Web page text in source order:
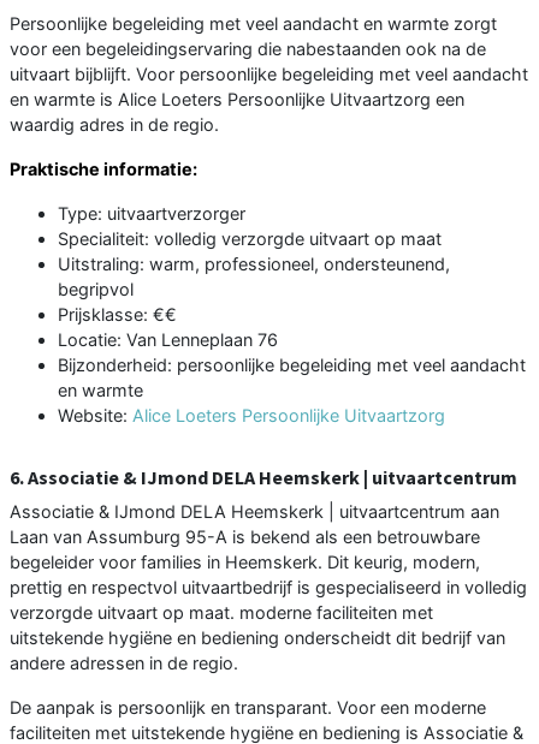
Persoonlijke begeleiding met veel aandacht en warmte zorgt
voor een begeleidingservaring die nabestaanden ook na de
uitvaart bijblijft. Voor persoonlijke begeleiding met veel aandacht
en warmte is Alice Loeters Persoonlijke Uitvaartzorg een
waardig adres in de regio.
Praktische informatie:
Type: uitvaartverzorger
Specialiteit: volledig verzorgde uitvaart op maat
Uitstraling: warm, professioneel, ondersteunend,
begripvol
Prijsklasse: €€
Locatie: Van Lenneplaan 76
Bijzonderheid: persoonlijke begeleiding met veel aandacht
en warmte
Website: Alice Loeters Persoonlijke Uitvaartzorg
6. Associatie & IJmond DELA Heemskerk | uitvaartcentrum
Associatie & IJmond DELA Heemskerk | uitvaartcentrum aan
Laan van Assumburg 95-A is bekend als een betrouwbare
begeleider voor families in Heemskerk. Dit keurig, modern,
prettig en respectvol uitvaartbedrijf is gespecialiseerd in volledig
verzorgde uitvaart op maat. moderne faciliteiten met
uitstekende hygiëne en bediening onderscheidt dit bedrijf van
andere adressen in de regio.
De aanpak is persoonlijk en transparant. Voor een moderne
faciliteiten met uitstekende hygiëne en bediening is Associatie &